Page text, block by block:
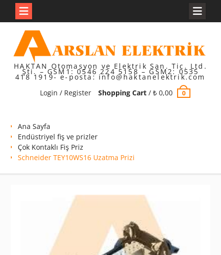
content
HAKTAN Otomasyon ve Elektrik San. Tic. Ltd.
Şti. – GSM1: 0546 224 5158 – GSM2: 0535
418 1919- e-posta: info@haktanelektrik.com
Login / Register
Shopping Cart/ ₺0,00 0
Ana Sayfa
Endüstriyel fiş ve prizler
Çok Kontaklı Fiş Priz
Schneider TEY10WS16 Uzatma Prizi